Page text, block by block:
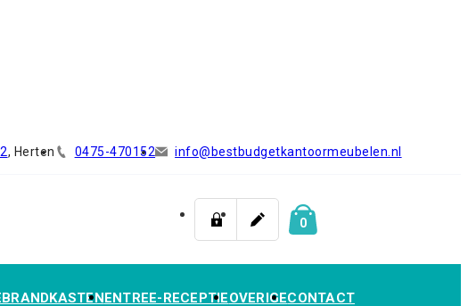
, Herten 0475-470152 info@bestbudgetkantoormeubelen.nl
0
BRANDKASTENENTREE-RECEPTIEOVERIGECONTACT